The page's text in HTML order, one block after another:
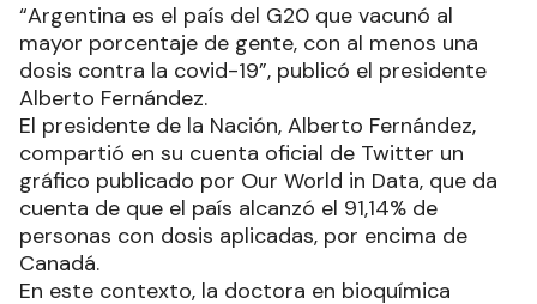
“Argentina es el país del G20 que vacunó al
mayor porcentaje de gente, con al menos una
dosis contra la covid-19”, publicó el presidente
Alberto Fernández.
El presidente de la Nación, Alberto Fernández,
compartió en su cuenta oficial de Twitter un
gráfico publicado por Our World in Data, que da
cuenta de que el país alcanzó el 91,14% de
personas con dosis aplicadas, por encima de
Canadá.
En este contexto, la doctora en bioquímica